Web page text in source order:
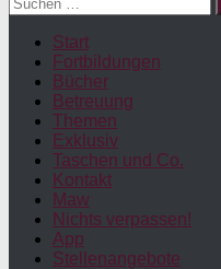
nach:
Start
Fortbildungen
Bücher
Betreuung
Themen
Exklusiv
Taschen und Co.
Kontakt
Maw
Nichts verpassen!
App
Stellenangebote